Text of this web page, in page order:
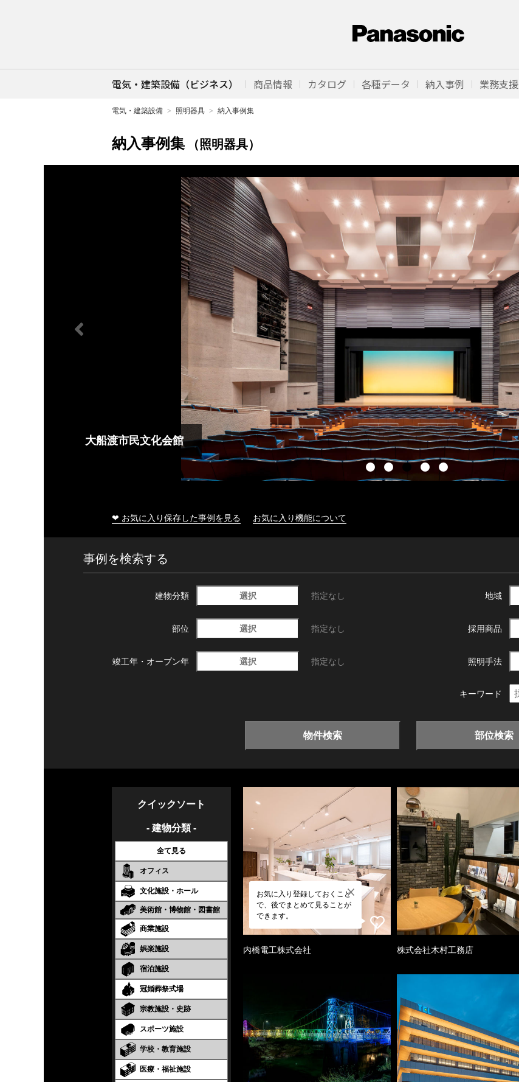
電気・建築設備（ビジネス） 商品情報 カタログ 各種データ 納入事例 業務支援
電気・建築設備 照明器具 納入事例集
納入事例集 （照明器具）
大船渡市民文化会館
❤ お気に入り保存した事例を見る お気に入り機能について
事例を検索する
建物分類 選択 指定なし 地域
部位 選択 指定なし 採用商品
竣工年・ オープン年 選択 指定なし 照明手法
キーワード
物件検索 部位検索
クイックソート
- 建物分類 -
全て見る
オフィス
文化施設・ホール
美術館・博物館・図書館
商業施設
娯楽施設
宿泊施設
冠婚葬祭式場
宗教施設・史跡
スポーツ施設
学校・教育施設
医療・福祉施設
お気に入り登録しておくこと
で、後でまとめて見ることが
できます。
内橋電工株式会社 株式会社木村工務店